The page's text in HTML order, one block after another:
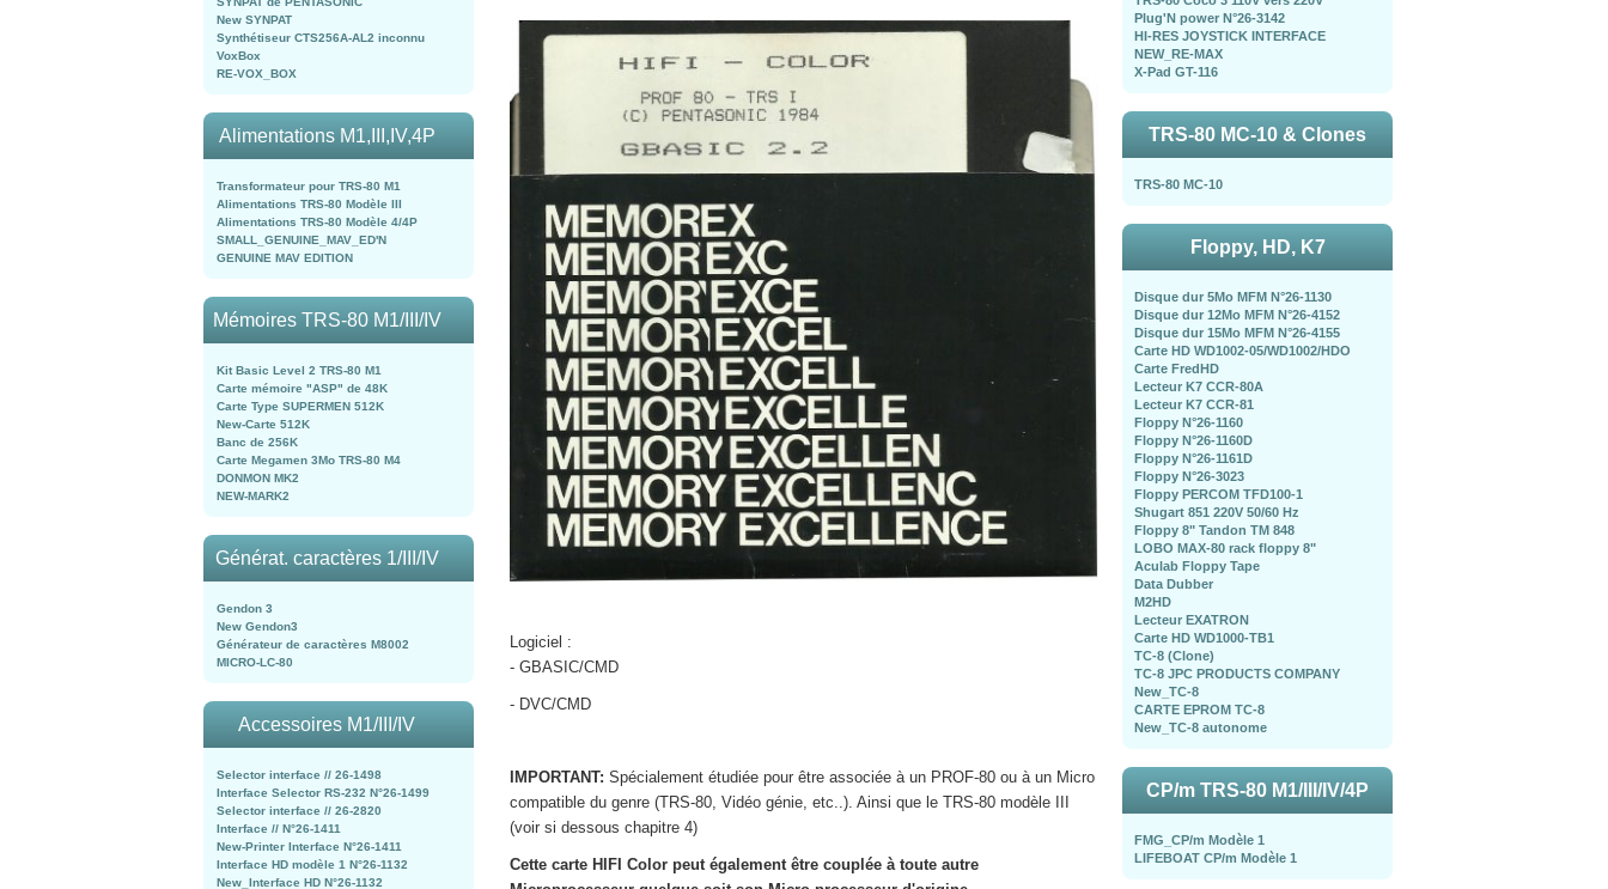
New SYNPAT
Synthétiseur CTS256A-AL2 inconnu
VoxBox
RE-VOX_BOX
Alimentations M1,III,IV,4P
Transformateur pour TRS-80 M1
Alimentations TRS-80 Modèle III
Alimentations TRS-80 Modèle 4/4P
SMALL_GENUINE_MAV_ED'N
GENUINE MAV EDITION
Mémoires TRS-80 M1/III/IV
Kit Basic Level 2 TRS-80 M1
Carte mémoire "ASP" de 48K
Carte Type SUPERMEN 512K
New-Carte 512K
Banc de 256K
Carte Megamen 3Mo TRS-80 M4
DONMON MK2
NEW-MARK2
Générat. caractères 1/III/IV
Gendon 3
New Gendon3
Générateur de caractères M8002
MICRO-LC-80
Accessoires M1/III/IV
Selector interface // 26-1498
Interface Selector RS-232 N°26-1499
Selector interface // 26-2820
Interface // N°26-1411
New-Printer Interface N°26-1411
Interface HD modèle 1 N°26-1132
New_Interface HD N°26-1132
Logiciel :
- GBASIC/CMD
- DVC/CMD
IMPORTANT: Spécialement étudiée pour être associée à un PROF-80 ou à un Micro
compatible du genre (TRS-80, Vidéo génie, etc..). Ainsi que le TRS-80 modèle III
(voir si dessous chapitre 4)
Cette carte HIFI Color peut également être couplée à toute autre
Plug'N power N°26-3142
HI-RES JOYSTICK INTERFACE
NEW_RE-MAX
X-Pad GT-116
TRS-80 MC-10 & Clones
TRS-80 MC-10
Floppy, HD, K7
Disque dur 5Mo MFM N°26-1130
Disque dur 12Mo MFM N°26-4152
Disque dur 15Mo MFM N°26-4155
Carte HD WD1002-05/WD1002/HDO
Carte FredHD
Lecteur K7 CCR-80A
Lecteur K7 CCR-81
Floppy N°26-1160
Floppy N°26-1160D
Floppy N°26-1161D
Floppy N°26-3023
Floppy PERCOM TFD100-1
Shugart 851 220V 50/60 Hz
Floppy 8" Tandon TM 848
LOBO MAX-80 rack floppy 8"
Aculab Floppy Tape
Data Dubber
M2HD
Lecteur EXATRON
Carte HD WD1000-TB1
TC-8 (Clone)
TC-8 JPC PRODUCTS COMPANY
New_TC-8
CARTE EPROM TC-8
New_TC-8 autonome
CP/m TRS-80 M1/III/IV/4P
FMG_CP/m Modèle 1
LIFEBOAT CP/m Modèle 1